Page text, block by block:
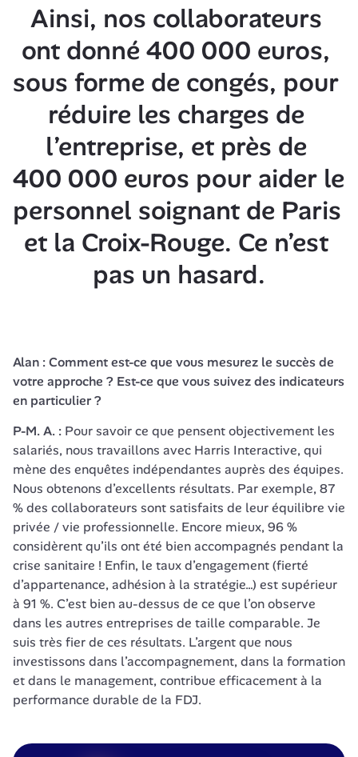
Ainsi, nos collaborateurs
ont donné 400 000 euros,
sous forme de congés, pour
réduire les charges de
l’entreprise, et près de
400 000 euros pour aider le
personnel soignant de Paris
et la Croix-Rouge. Ce n’est
pas un hasard.
Alan : Comment est-ce que vous mesurez le succès de
votre approche ? Est-ce que vous suivez des indicateurs
en particulier ?
P-M. A. : Pour savoir ce que pensent objectivement les
salariés, nous travaillons avec Harris Interactive, qui
mène des enquêtes indépendantes auprès des équipes.
Nous obtenons d’excellents résultats. Par exemple, 87
% des collaborateurs sont satisfaits de leur équilibre vie
privée / vie professionnelle. Encore mieux, 96 %
considèrent qu’ils ont été bien accompagnés pendant la
crise sanitaire ! Enfin, le taux d’engagement (fierté
d’appartenance, adhésion à la stratégie…) est supérieur
à 91 %. C’est bien au-dessus de ce que l’on observe
dans les autres entreprises de taille comparable. Je
suis très fier de ces résultats. L’argent que nous
investissons dans l’accompagnement, dans la formation
et dans le management, contribue efficacement à la
performance durable de la FDJ.